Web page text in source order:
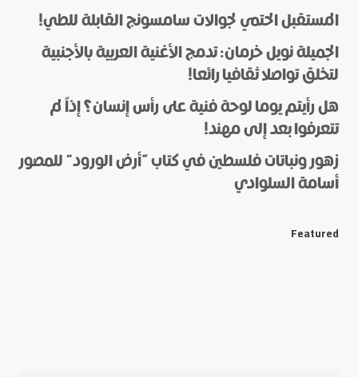
Name
*
E-mail
*
المستقبل الحتمي لجوالات سامسونج القابلة للطي!
الجميلة نويل خرمان: تدمج الأغنية العربية بالأجنبية
لتخلق تواصلا ثقافيا رائعا!
هل رأيتم يوما لوحة فنية على رأس إنسان؟ إذاً لم
تتعرفوا بعد إلى مهند!
زهور ونباتات فلسطين في كتاب “أرض الورود” للمصور
أسامة السلوادي
Featured